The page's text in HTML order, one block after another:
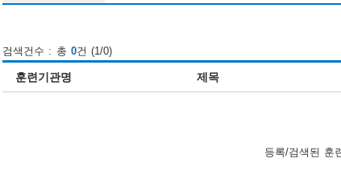
검색건수 : 총 0건 (1/0)
훈련기관명 제목
등록/검색된 훈